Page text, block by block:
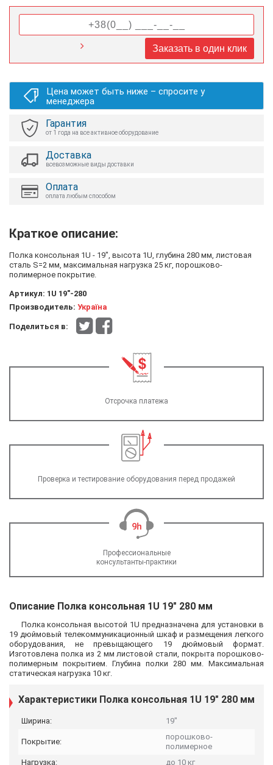
Заказать в один клик
Цена может быть ниже – спросите у
менеджера
Гарантия
от 1 года на все активное оборудование
Доставка
всевозможные виды доставки
Оплата
оплата любым способом
Краткое описание:
Полка консольная 1U - 19", высота 1U, глубина 280 мм, листовая
сталь S=2 мм, максимальная нагрузка 25 кг, порошково-
полимерное покрытие.
Артикул: 1U 19"-280
Производитель: Україна
Поделиться в:
Отсрочка платежа
Проверка и тестирование оборудования перед продажей
Профессиональные
консультанты-практики
Описание Полка консольная 1U 19" 280 мм
Полка консольная высотой 1U предназначена для установки в
19 дюймовый телекоммуникационный шкаф и размещения легкого
оборудования, не превыщающего 19 дюймовый формат.
Изготовлена полка из 2 мм листовой стали, покрыта порошково-
полимерным покрытием. Глубина полки 280 мм. Максимальная
статическая нагрузка 10 кг.
Характеристики Полка консольная 1U 19" 280 мм
Ширина: 19″
Покрытие:
порошково-
полимерное
Нагрузка:
до 10 кг